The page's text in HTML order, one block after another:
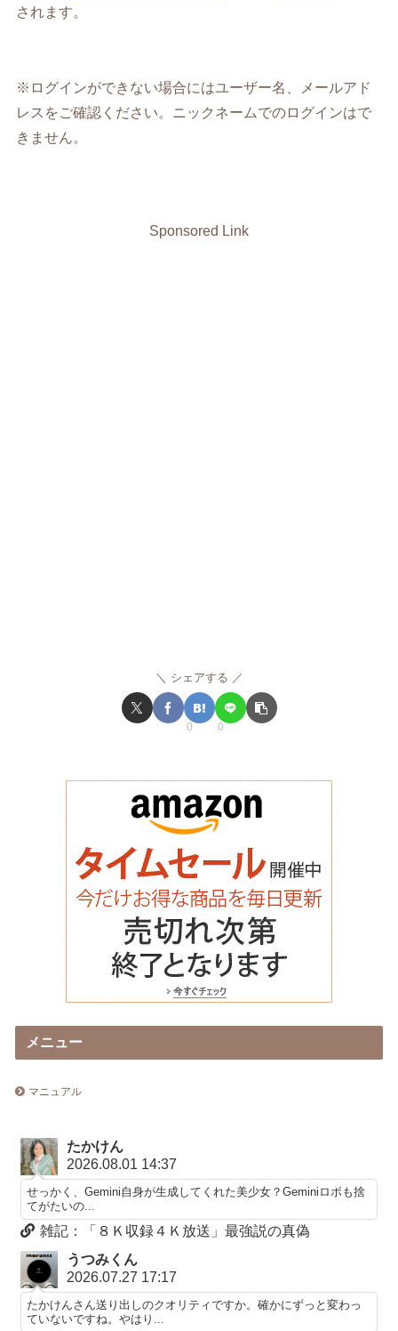
されます。
※ログインができない場合にはユーザー名、メールアド
レスをご確認ください。ニックネームでのログインはで
きません。
Sponsored Link
シェアする
0 0
メニュー
マニュアル
たかけん
2026.08.01 14:37
せっかく、Gemini自身が生成してくれた美少女？Geminiロボも捨
てがたいの...
雑記：「８Ｋ収録４Ｋ放送」最強説の真偽
うつみくん
2026.07.27 17:17
たかけんさん送り出しのクオリティですか。確かにずっと変わっ
ていないですね。やはり...